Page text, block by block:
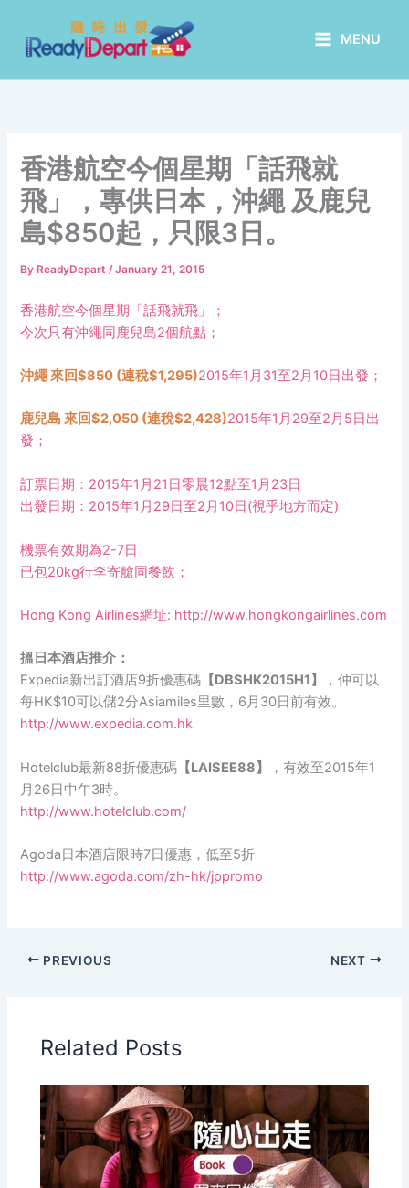
content
MENU
香港航空今個星期「話飛就
飛」，專供日本，沖繩 及鹿兒
島$850起，只限3日。
By ReadyDepart/January 21, 2015
香港航空今個星期「話飛就飛」；
今次只有沖繩同鹿兒島2個航點；
沖繩 來回$850 (連稅$1,295)2015年1月31至2月10日出發；
鹿兒島 來回$2,050 (連稅$2,428)2015年1月29至2月5日出
發；
訂票日期：2015年1月21日零晨12點至1月23日
出發日期：2015年1月29日至2月10日(視乎地方而定)
機票有效期為2-7日
已包20kg行李寄艙同餐飲；
Hong Kong Airlines網址: http://www.hongkongairlines.com
搵日本酒店推介：
Expedia新出訂酒店9折優惠碼 【DBSHK2015H1 】
，仲可以
每HK$10可以儲2分Asiamiles里數，6月30日前有效。
http://www.expedia.com.hk
Hotelclub最新88折優惠碼 【LAISEE88】
，有效至2015年1
月26日中午3時。
http://www.hotelclub.com/
Agoda日本酒店限時7日優惠，低至5折
http://www.agoda.com/zh-hk/jppromo
PREVIOUS NEXT
Related Posts